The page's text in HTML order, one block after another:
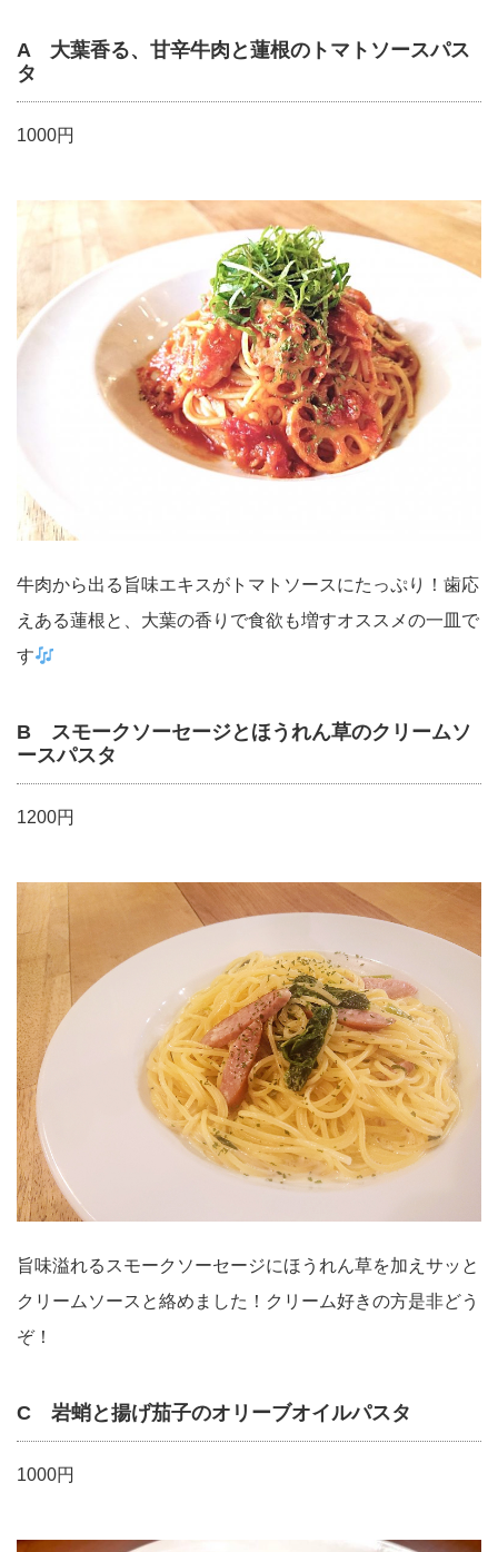
A 大葉香る、甘辛牛肉と蓮根のトマトソースパス
タ
1000円
牛肉から出る旨味エキスがトマトソースにたっぷり！歯応
えある蓮根と、大葉の香りで食欲も増すオススメの一皿で
す
B スモークソーセージとほうれん草のクリームソ
ースパスタ
1200円
旨味溢れるスモークソーセージにほうれん草を加えサッと
クリームソースと絡めました！クリーム好きの方是非どう
ぞ！
C 岩蛸と揚げ茄子のオリーブオイルパスタ
1000円